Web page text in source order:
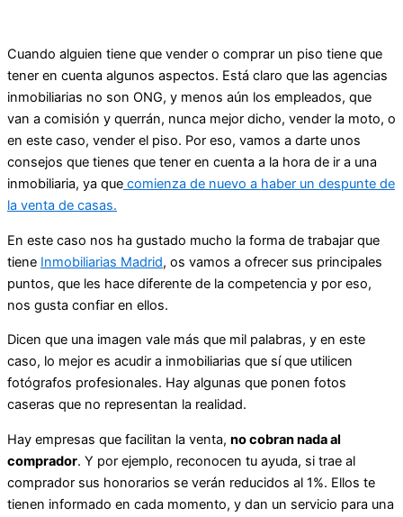
Cuando alguien tiene que vender o comprar un piso tiene que
tener en cuenta algunos aspectos. Está claro que las agencias
inmobiliarias no son ONG, y menos aún los empleados, que
van a comisión y querrán, nunca mejor dicho, vender la moto, o
en este caso, vender el piso. Por eso, vamos a darte unos
consejos que tienes que tener en cuenta a la hora de ir a una
inmobiliaria, ya que comienza de nuevo a haber un despunte de
la venta de casas.
En este caso nos ha gustado mucho la forma de trabajar que
tiene Inmobiliarias Madrid, os vamos a ofrecer sus principales
puntos, que les hace diferente de la competencia y por eso,
nos gusta confiar en ellos.
Dicen que una imagen vale más que mil palabras, y en este
caso, lo mejor es acudir a inmobiliarias que sí que utilicen
fotógrafos profesionales. Hay algunas que ponen fotos
caseras que no representan la realidad.
Hay empresas que facilitan la venta, no cobran nada al
comprador. Y por ejemplo, reconocen tu ayuda, si trae al
comprador sus honorarios se verán reducidos al 1%. Ellos te
tienen informado en cada momento, y dan un servicio para una